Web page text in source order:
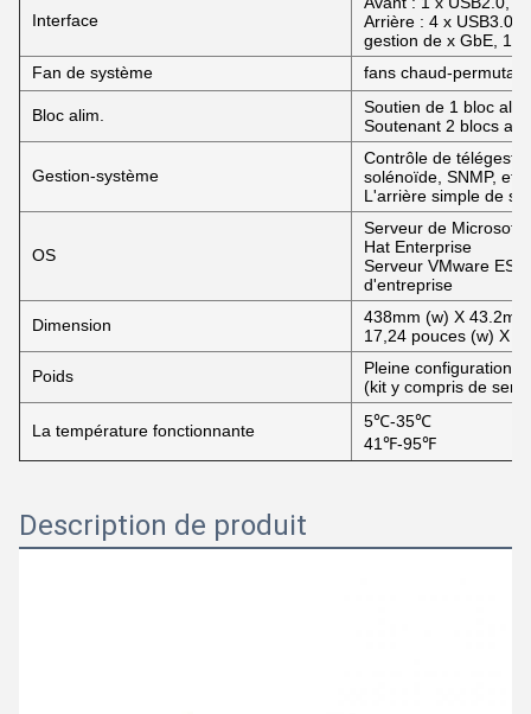
Interface
Arrière : 4 x USB3.0,
gestion de x GbE, 1
Fan de système
fans chaud-
Bloc alim.
Soutien de 1 bloc
Soutenant 2 blocs
Gestion-système
Contrôle de
solénoïde, SNMP, etc.
L'arrière simple de
OS
Serveur de Microsoft
Hat Enterprise
Serveur VMware
d'entreprise
Dimension
438mm (w) X
17,24 pouces (w) X
Poids
Pleine configuration :
(kit y compris de
La température fonctionnante
5℃-35℃
41℉-95℉
Description de produit